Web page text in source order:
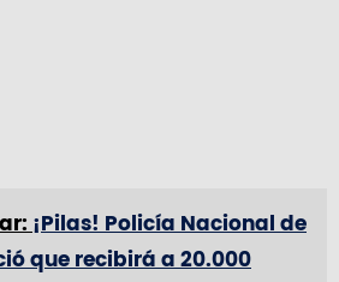
¡Pilas! Policía Nacional de
que recibirá a 20.000